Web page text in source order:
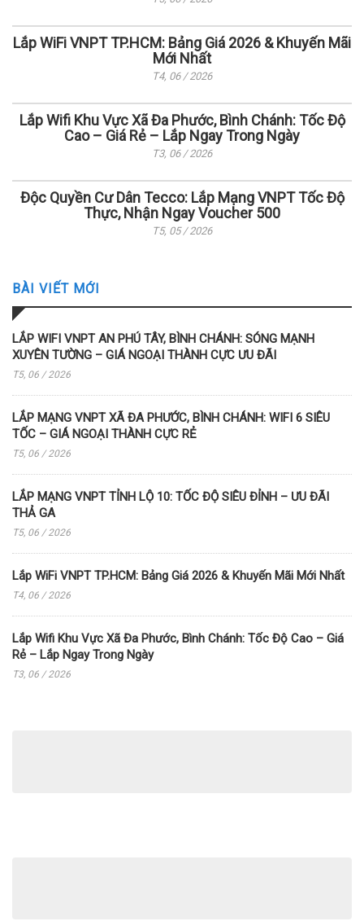
Lắp WiFi VNPT TP.HCM: Bảng Giá 2026 & Khuyến Mãi
Mới Nhất
T4, 06 / 2026
Lắp Wifi Khu Vực Xã Đa Phước, Bình Chánh: Tốc Độ
Cao – Giá Rẻ – Lắp Ngay Trong Ngày
T3, 06 / 2026
Độc Quyền Cư Dân Tecco: Lắp Mạng VNPT Tốc Độ
Thực, Nhận Ngay Voucher 500
T5, 05 / 2026
BÀI VIẾT MỚI
LẮP WIFI VNPT AN PHÚ TÂY, BÌNH CHÁNH: SÓNG MẠNH
XUYÊN TƯỜNG – GIÁ NGOẠI THÀNH CỰC ƯU ĐÃI
T5, 06 / 2026
LẮP MẠNG VNPT XÃ ĐA PHƯỚC, BÌNH CHÁNH: WIFI 6 SIÊU
TỐC – GIÁ NGOẠI THÀNH CỰC RẺ
T5, 06 / 2026
LẮP MẠNG VNPT TỈNH LỘ 10: TỐC ĐỘ SIÊU ĐỈNH – ƯU ĐÃI
THẢ GA
T5, 06 / 2026
Lắp WiFi VNPT TP.HCM: Bảng Giá 2026 & Khuyến Mãi Mới Nhất
T4, 06 / 2026
Lắp Wifi Khu Vực Xã Đa Phước, Bình Chánh: Tốc Độ Cao – Giá
Rẻ – Lắp Ngay Trong Ngày
T3, 06 / 2026